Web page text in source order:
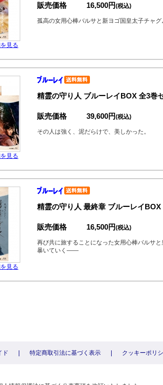
見る
販売価格 16,500円(税込)
孤高の女用心棒バルサと新ヨゴ国皇太子チャ
見る
精霊の守り人 ブルーレイBOX 全3巻
販売価格 39,600円(税込)
その人は強く、泥だらけで、美しかった。
見る
精霊の守り人 最終章 ブルーレイBOX
販売価格 16,500円(税込)
再び共に旅することになった女用心棒バルサ
暴いていく――
ド 特定商取引法に基づく表示 クッキーポリ